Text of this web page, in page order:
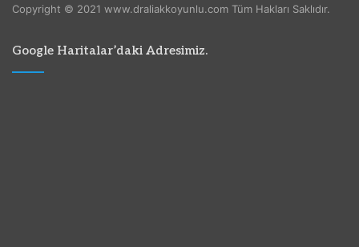
Copyright © 2021 www.draliakkoyunlu.com Tüm Hakları Saklıdır.
Google Haritalar’daki Adresimiz.